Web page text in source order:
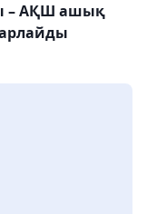
– АҚШ ашық